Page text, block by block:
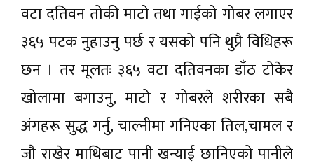
वटा दतिवन तोकी माटो तथा गाईको गोबर लगाएर
३६५ पटक नुहाउनु पर्छ र यसको पनि थुप्रै विधिहरू
छन । तर मूलतः ३६५ वटा दतिवनका डाँठ टोकेर
खोलामा बगाउनु, माटो र गोबरले शरीरका सबै
अंगहरू सुद्ध गर्नु, चाल्नीमा गनिएका तिल,चामल र
जौ राखेर माथिबाट पानी खन्याई छानिएको पानीले